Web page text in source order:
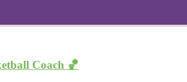
Coach 🏀